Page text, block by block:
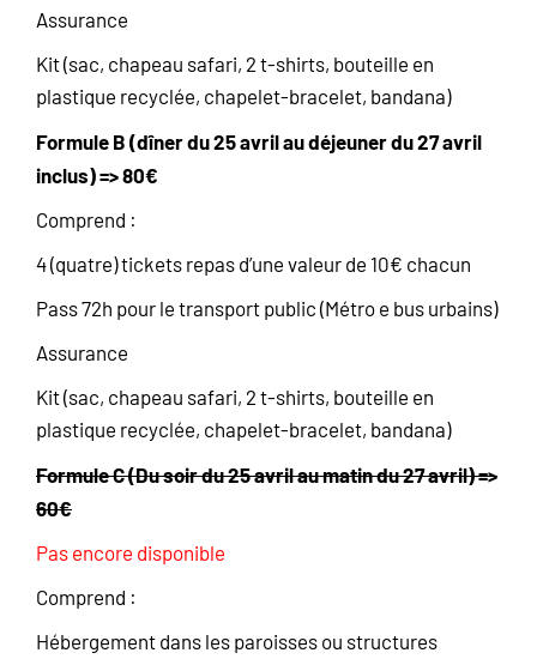
Assurance
Kit (sac, chapeau safari, 2 t-shirts, bouteille en
plastique recyclée, chapelet-bracelet, bandana)
Formule B (dîner du 25 avril au déjeuner du 27 avril
inclus) => 80€
Comprend :
4 (quatre) tickets repas d’une valeur de 10€ chacun
Pass 72h pour le transport public (Métro e bus urbains)
Assurance
Kit (sac, chapeau safari, 2 t-shirts, bouteille en
plastique recyclée, chapelet-bracelet, bandana)
Formule C (Du soir du 25 avril au matin du 27 avril) =>
60€
Pas encore disponible
Comprend :
Hébergement dans les paroisses ou structures